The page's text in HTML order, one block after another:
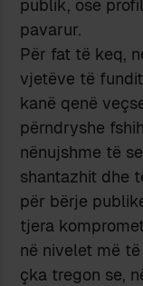
publik, ose
pavarur.
Për fat të keq,
vjetëve të
kanë qenë
përndryshe
nënujshme të
shantazhit dhe
për bërje
tjera
në nivelet më
çka tregon se,